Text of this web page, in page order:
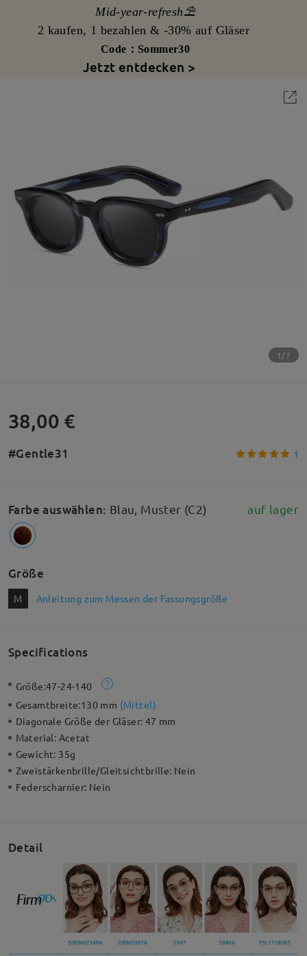
Mid-year-refresh⛱️
2 kaufen, 1 bezahlen & -30% auf Gläser
Code：Sommer30
Jetzt entdecken >
1/7
38,00 €
#Gentle31 1
Farbe auswählen: Blau, Muster (C2) auf lager
Größe
M Anleitung zum Messen der Fassungsgröße
Specifications
Größe:47-24-140
Gesamtbreite:130 mm (Mittel)
Diagonale Größe der Gläser: 47 mm
Material: Acetat
Gewicht: 35g
Zweistärkenbrille/Gleitsichtbrille: Nein
Federscharnier: Nein
Detail